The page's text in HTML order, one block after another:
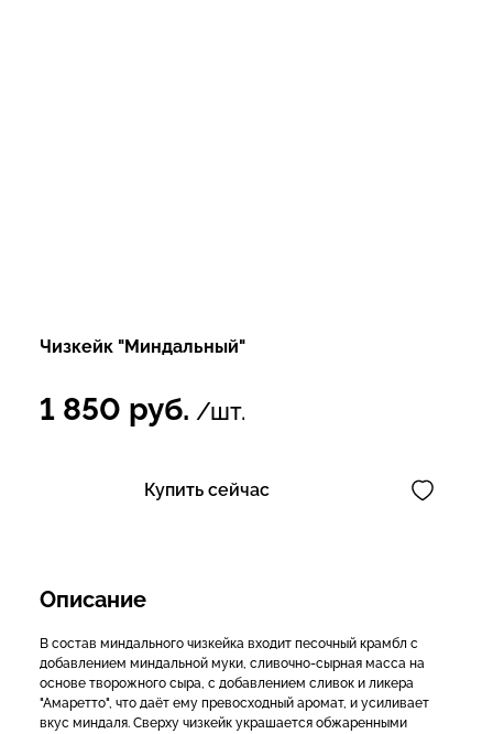
Чизкейк "Миндальный"
1 850 руб. /шт.
Купить сейчас
Описание
В состав миндального чизкейка входит песочный крамбл с
добавлением миндальной муки, сливочно-сырная масса на
основе творожного сыра, с добавлением сливок и ликера
"Амаретто", что даёт ему превосходный аромат, и усиливает
вкус миндаля. Сверху чизкейк украшается обжаренными